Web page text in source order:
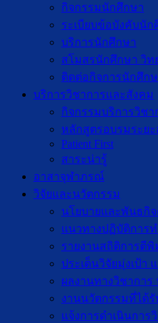
กิจกรรมนักศึกษา
ระเบียบข้อบังคับนัก
บริการนักศึกษา
สโมสรนักศึกษา วิ
ติดต่อกิจการนักศึก
บริการวิชาการและสังคม
กิจกรรมบริการวิชา
หลักสูตรอบรมระย
Patient First
สาระน่ารู้
อาสาจุฬาภรณ์
วิจัยและนวัตกรรม
นโยบายและพันธกิ
แนวทางปฏิบัติการ
รายงานสถิติการตี
ประเด็นวิจัยมุ่งเป้า
ผลงานทางวิชากา
งานนวัตกรรมที่ได้รั
แจ้งการดำเนินการ